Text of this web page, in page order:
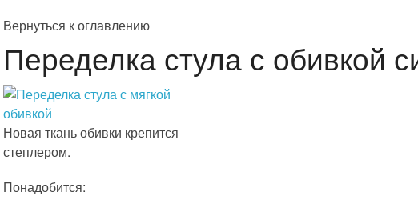
Вернуться к оглавлению
Переделка стула с обивкой
Новая ткань обивки крепится
степлером.
Понадобится: